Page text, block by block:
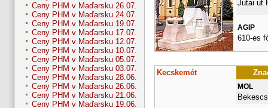
Ceny PHM v Maďarsku 26.07.
Ceny PHM v Maďarsku 24.07.
Ceny PHM v Maďarsku 19.07.
Ceny PHM v Maďarsku 17.07.
Ceny PHM v Maďarsku 12.07.
Ceny PHM v Maďarsku 10.07.
Ceny PHM v Maďarsku 05.07.
Ceny PHM v Maďarsku 03.07.
Ceny PHM v Maďarsku 28.06.
Ceny PHM v Maďarsku 26.06.
Ceny PHM v Maďarsku 21.06.
Ceny PHM v Maďarsku 19.06.
Jutai ut
AGIP
610-es
Kecskemét
MOL